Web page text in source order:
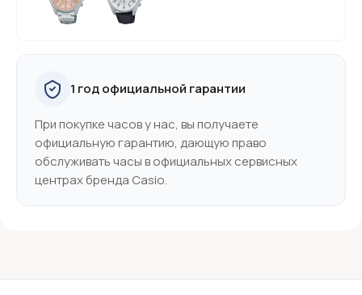
1 год официальной гарантии
При покупке часов у нас, вы получаете
официальную гарантию, дающую право
обслуживать часы в официальных сервисных
центрах бренда Casio.